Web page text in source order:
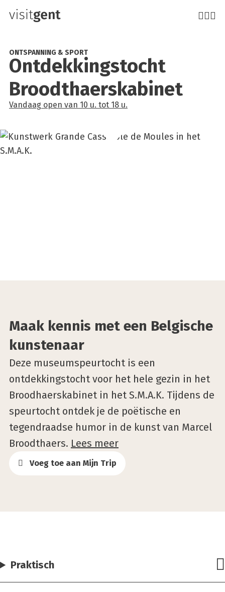
Overslaan
de
inhoud
Ont­dek­kings­tocht
Broodt­haers­ka­bi­net
ONTSPANNING & SPORT
Vandaag open van 10 u. tot 18 u.
Maak kennis met een Belgische
kunstenaar
Deze museumspeurtocht is een
ontdekkingstocht voor het hele gezin in het
Broodhaerskabinet in het S.M.A.K. Tijdens de
speurtocht ontdek je de poëtische en
tegendraadse humor in de kunst van Marcel
Broodthaers. Lees meer
Voeg toe aan Mijn Trip
Praktisch